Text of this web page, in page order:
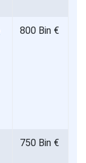
800 Bin €
750 Bin €